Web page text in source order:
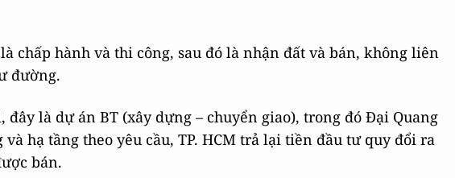
chấp hành và thi công, sau đó là nhận đất và bán, không liên
đường.
là dự án BT (xây dựng – chuyển giao), trong đó Đại Quang
hạ tầng theo yêu cầu, TP. HCM trả lại tiền đầu tư quy đổi ra
bán.